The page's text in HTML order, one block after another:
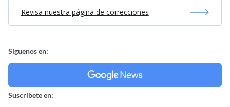
Revisa nuestra página de correcciones
Síguenos en:
Suscríbete en: